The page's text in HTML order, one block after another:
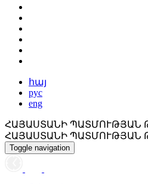
հայ
рус
eng
ՀԱՅԱՍՏԱՆԻ ՊԱՏՄՈՒԹՅԱՆ
ՀԱՅԱՍՏԱՆԻ ՊԱՏՄՈՒԹՅԱՆ
Toggle navigation